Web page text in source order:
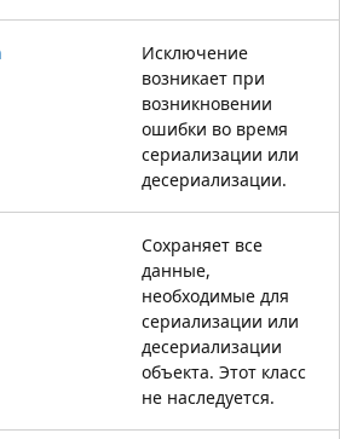
Исключение
возникает при
возникновении
ошибки во время
сериализации или
десериализации.
Сохраняет все
данные,
необходимые для
сериализации или
десериализации
объекта. Этот класс
не наследуется.